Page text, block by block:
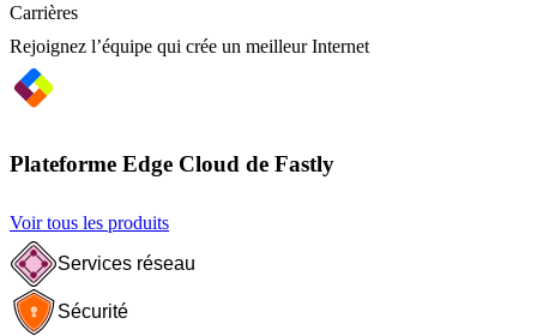
Carrières
Rejoignez l’équipe qui crée un meilleur Internet
Plateforme Edge Cloud de Fastly
Voir tous les produits
Services réseau
Sécurité